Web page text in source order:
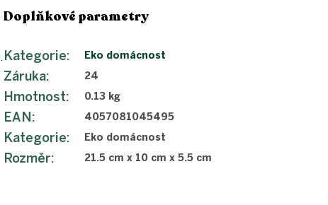
Doplňkové parametry
Kategorie: Eko domácnost
Záruka: 24
Hmotnost: 0.13 kg
EAN: 4057081045495
Kategorie: Eko domácnost
Rozměr: 21.5 cm x 10 cm x 5.5 cm